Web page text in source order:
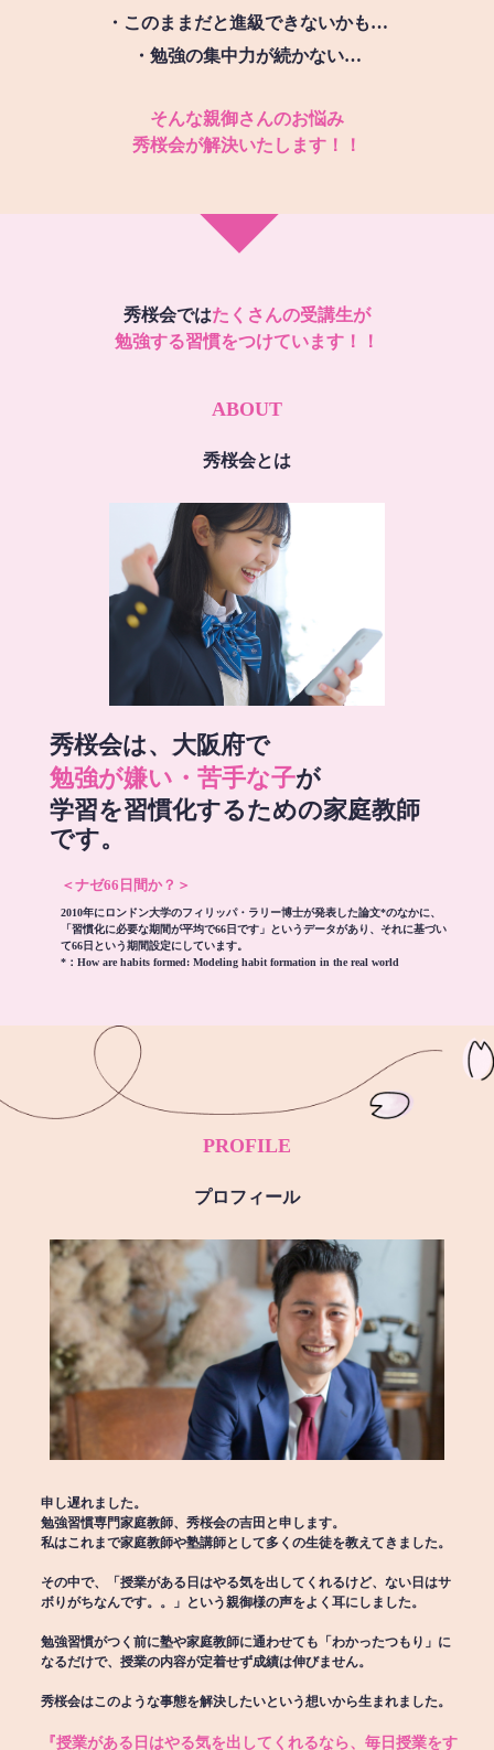
・このままだと進級できないかも…
・勉強の集中力が続かない…
そんな親御さんのお悩み
秀桜会が解決いたします！！
秀桜会ではたくさんの受講生が
勉強する習慣をつけています！！
ABOUT
秀桜会とは
秀桜会は、大阪府で
勉強が嫌い・苦手な子が
学習を習慣化するための家庭教師
です。
＜ナゼ66日間か？＞
2010年にロンドン大学のフィリッパ・ラリー博士が発表した論文*のなかに、
「習慣化に必要な期間が平均で66日です」というデータがあり、それに基づい
て66日という期間設定にしています。
*： How are habits formed: Modeling habit formation in the real world
PROFILE
プロフィール
申し遅れました。
勉強習慣専門家庭教師、秀桜会の吉田と申します。
私はこれまで家庭教師や塾講師として多くの生徒を教えてきました。
その中で、「授業がある日はやる気を出してくれるけど、ない日はサ
ボりがちなんです。。」という親御様の声をよく耳にしました。
勉強習慣がつく前に塾や家庭教師に通わせても「わかったつもり」に
なるだけで、授業の内容が定着せず成績は伸びません。
秀桜会はこのような事態を解決したいという想いから生まれました。
『授業がある日はやる気を出してくれるなら、毎日授業をす